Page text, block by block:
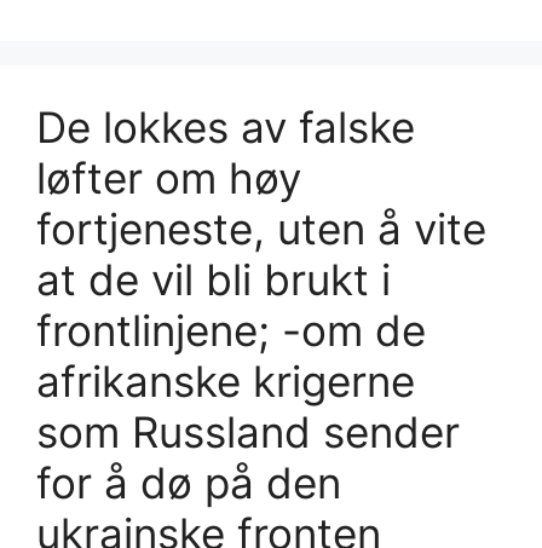
De lokkes av falske
løfter om høy
fortjeneste, uten å vite
at de vil bli brukt i
frontlinjene; -om de
afrikanske krigerne
som Russland sender
for å dø på den
ukrainske fronten